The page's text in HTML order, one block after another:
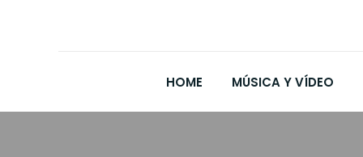
HOME MÚSICA Y VÍDEO